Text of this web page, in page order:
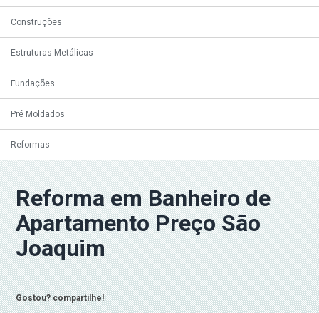
Construções
Estruturas Metálicas
Fundações
Pré Moldados
Reformas
Reforma em Banheiro de
Apartamento Preço São
Joaquim
Gostou? compartilhe!